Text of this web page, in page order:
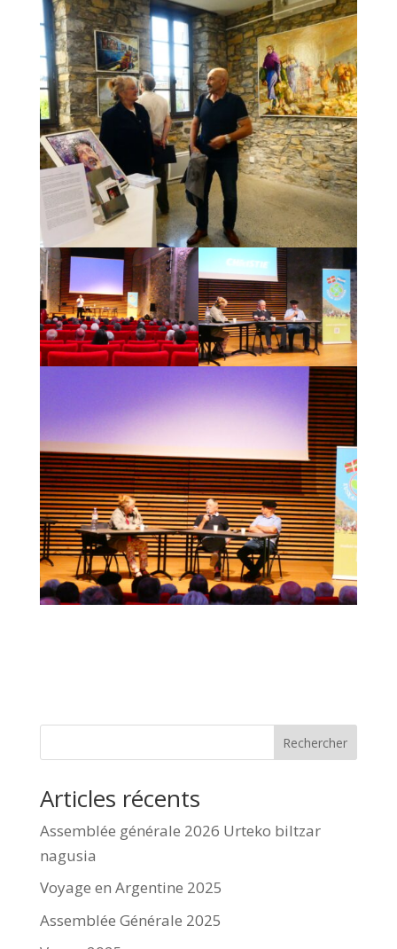
Rechercher
Articles récents
Assemblée générale 2026 Urteko biltzar
nagusia
Voyage en Argentine 2025
Assemblée Générale 2025